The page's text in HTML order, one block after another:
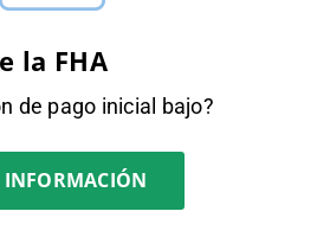
la FHA
de pago inicial bajo?
INFORMACIÓN